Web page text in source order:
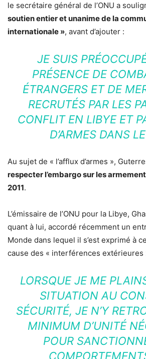
le secrétaire général de l’ONU a
soutien entier et unanime de la
internationale », avant d’ajouter :
JE SUIS
PRÉSENCE DE
ÉTRANGERS ET DE
RECRUTÉS PAR LES
CONFLIT EN LIBYE ET
D’ARMES DANS
Au sujet de « l’afflux d’armes »,
respecter l’embargo sur les
2011.
L’émissaire de l’ONU pour la Libye,
quant à lui, accordé récemment un
Monde dans lequel il s’est exprimé à
cause des « interférences extérieures
LORSQUE JE ME
SITUATION AU
SÉCURITÉ, JE N’Y
MINIMUM D’UNITÉ
POUR